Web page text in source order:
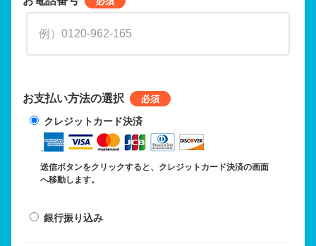
お支払い方法の選択
クレジットカード決済
送信ボタンをクリックすると、クレジットカード決済の画面
へ移動します。
銀行振り込み